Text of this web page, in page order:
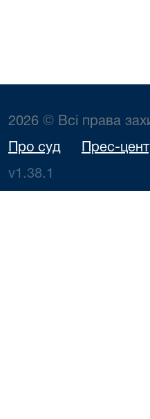
2026 © Всі права
Про суд Прес-
v1.38.1